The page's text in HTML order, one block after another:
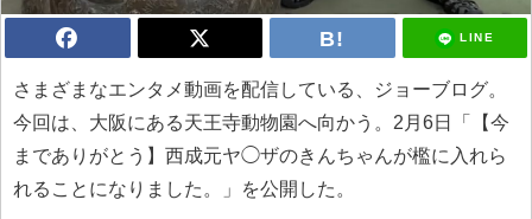
LINE
さまざまなエンタメ動画を配信している、ジョーブログ。
今回は、大阪にある天王寺動物園へ向かう。2月6日「【今
までありがとう】西成元ヤ◯ザのきんちゃんが檻に入れら
れることになりました。」を公開した。